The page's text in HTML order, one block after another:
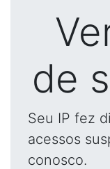
de
Seu IP fez
acessos
conosco.